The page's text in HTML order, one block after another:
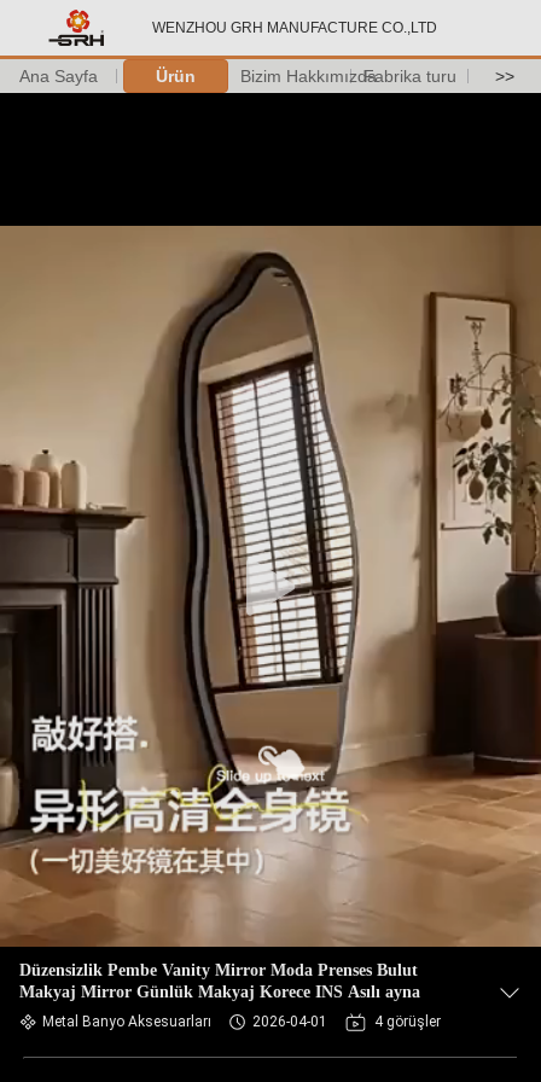
WENZHOU GRH MANUFACTURE CO.,LTD
Ana Sayfa Ürün Bizim HakkımızdaFabrika turu >>
Düzensizlik Pembe Vanity Mirror Moda Prenses Bulut
Makyaj Mirror Günlük Makyaj Korece INS Asılı ayna
Metal Banyo Aksesuarları 2026-04-01 4 görüşler